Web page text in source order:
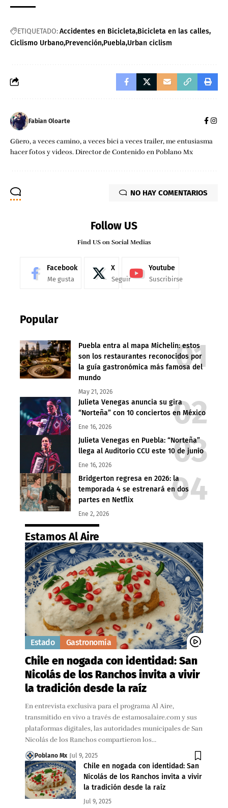
ETIQUETADO:Accidentes en Bicicleta Bicicleta en las calles
Ciclismo Urbano Prevención Puebla Urban ciclism
Fabian Oloarte
Güero, a veces camino, a veces bici a veces trailer, me entusiasma
hacer fotos y videos. Director de Contenido en Poblano Mx
NO HAY COMENTARIOS
Follow US
Find US on Social Medias
Facebook
Me gusta
X
Seguir
Youtube
Suscribirse
Popular
Puebla entra al mapa Michelin: estos
son los restaurantes reconocidos por
la guía gastronómica más famosa del
mundo
May 21, 2026
Julieta Venegas anuncia su gira
“Norteña” con 10 conciertos en México
Ene 16, 2026
Julieta Venegas en Puebla: “Norteña”
llega al Auditorio CCU este 10 de junio
Ene 16, 2026
Bridgerton regresa en 2026: la
temporada 4 se estrenará en dos
partes en Netflix
Ene 2, 2026
Estamos Al Aire
Estado Gastronomía
Chile en nogada con identidad: San
Nicolás de los Ranchos invita a vivir
la tradición desde la raíz
En entrevista exclusiva para el programa Al Aire,
transmitido en vivo a través de estamosalaire.com y sus
plataformas digitales, las autoridades municipales de San
Nicolás de los Ranchos compartieron los…
Poblano Mx Jul 9, 2025
Chile en nogada con identidad: San
Nicolás de los Ranchos invita a vivir
la tradición desde la raíz
Jul 9, 2025